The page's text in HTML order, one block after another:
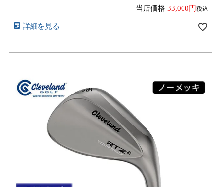
当店価格 33,000 税込
詳細を見る